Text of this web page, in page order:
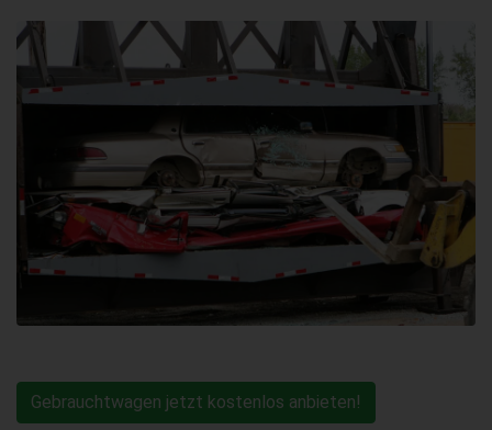
Gebrauchtwagen jetzt kostenlos anbieten!